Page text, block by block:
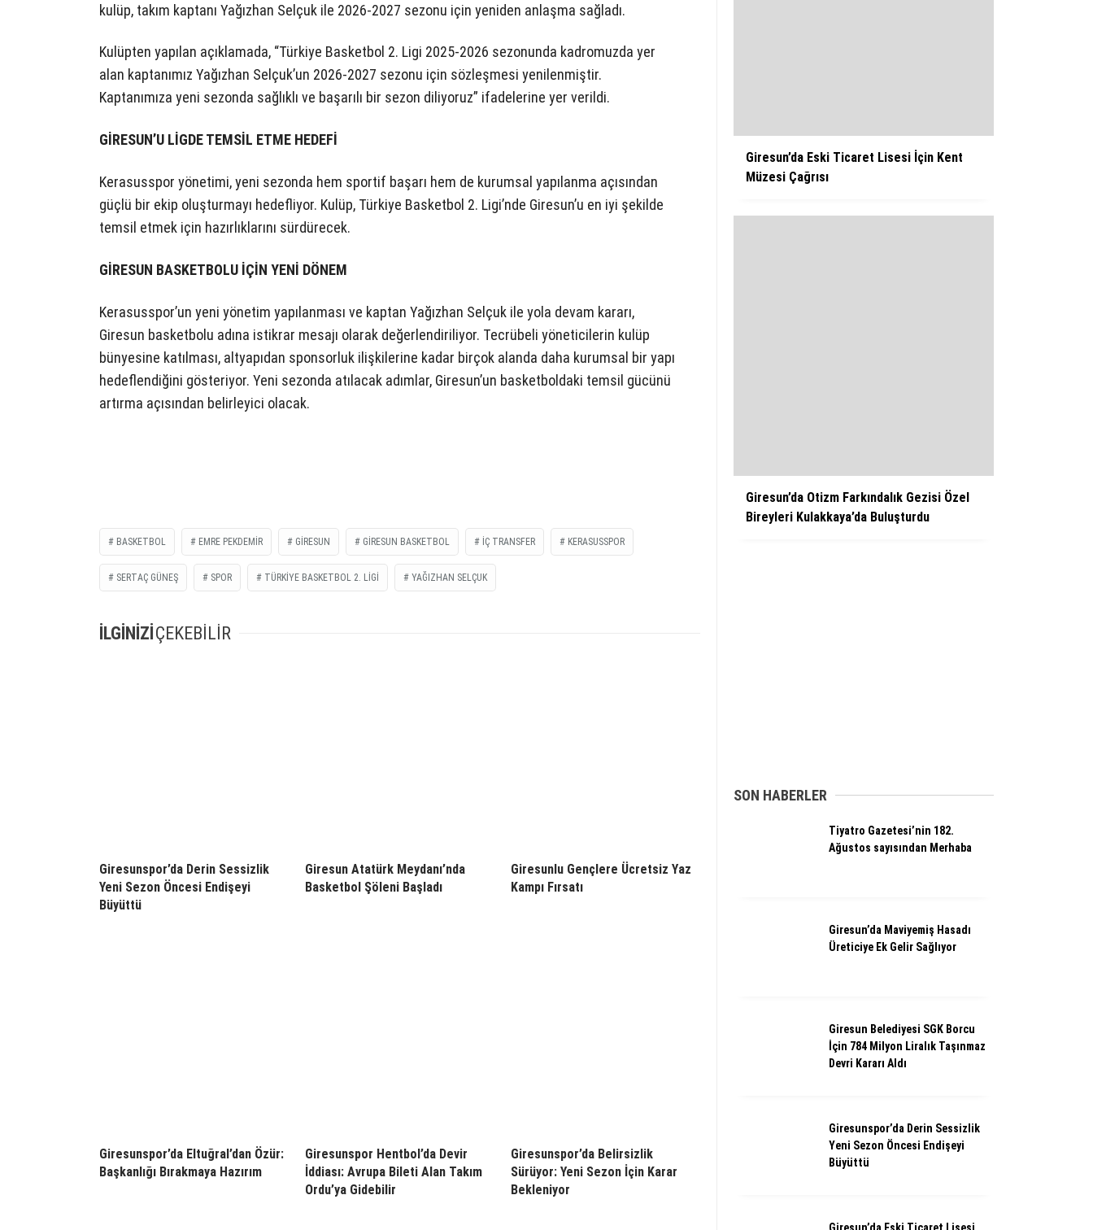
kulüp, takım kaptanı Yağızhan Selçuk ile 2026-2027 sezonu için yeniden anlaşma sağladı.
Kulüpten yapılan açıklamada, “Türkiye Basketbol 2. Ligi 2025-2026 sezonunda kadromuzda yer
alan kaptanımız Yağızhan Selçuk’un 2026-2027 sezonu için sözleşmesi yenilenmiştir.
Kaptanımıza yeni sezonda sağlıklı ve başarılı bir sezon diliyoruz” ifadelerine yer verildi.
GİRESUN’U LİGDE TEMSİL ETME HEDEFİ
Kerasusspor yönetimi, yeni sezonda hem sportif başarı hem de kurumsal yapılanma açısından
güçlü bir ekip oluşturmayı hedefliyor. Kulüp, Türkiye Basketbol 2. Ligi’nde Giresun’u en iyi şekilde
temsil etmek için hazırlıklarını sürdürecek.
GİRESUN BASKETBOLU İÇİN YENİ DÖNEM
Kerasusspor’un yeni yönetim yapılanması ve kaptan Yağızhan Selçuk ile yola devam kararı,
Giresun basketbolu adına istikrar mesajı olarak değerlendiriliyor. Tecrübeli yöneticilerin kulüp
bünyesine katılması, altyapıdan sponsorluk ilişkilerine kadar birçok alanda daha kurumsal bir yapı
hedeflendiğini gösteriyor. Yeni sezonda atılacak adımlar, Giresun’un basketboldaki temsil gücünü
artırma açısından belirleyici olacak.
BASKETBOL EMRE PEKDEMIR GIRESUN GIRESUN BASKETBOL IÇ TRANSFER KERASUSSPOR
SERTAÇ GÜNEŞ SPOR TÜRKIYE BASKETBOL 2. LIGI YAĞIZHAN SELÇUK
İLGİNİZİ ÇEKEBİLİR
Giresunspor’da Derin Sessizlik
Yeni Sezon Öncesi Endişeyi
Büyüttü
Giresun Atatürk Meydanı’nda
Basketbol Şöleni Başladı
Giresunlu Gençlere Ücretsiz Yaz
Kampı Fırsatı
Giresunspor’da Eltuğral’dan Özür:
Başkanlığı Bırakmaya Hazırım
Giresunspor Hentbol’da Devir
İddiası: Avrupa Bileti Alan Takım
Ordu’ya Gidebilir
Giresunspor’da Belirsizlik
Sürüyor: Yeni Sezon İçin Karar
Bekleniyor
Giresun’da Eski Ticaret Lisesi İçin Kent
Müzesi Çağrısı
Giresun’da Otizm Farkındalık Gezisi Özel
Bireyleri Kulakkaya’da Buluşturdu
SON HABERLER
Tiyatro Gazetesi’nin 182.
Ağustos sayısından Merhaba
Giresun’da Maviyemiş Hasadı
Üreticiye Ek Gelir Sağlıyor
Giresun Belediyesi SGK Borcu
İçin 784 Milyon Liralık Taşınmaz
Devri Kararı Aldı
Giresunspor’da Derin Sessizlik
Yeni Sezon Öncesi Endişeyi
Büyüttü